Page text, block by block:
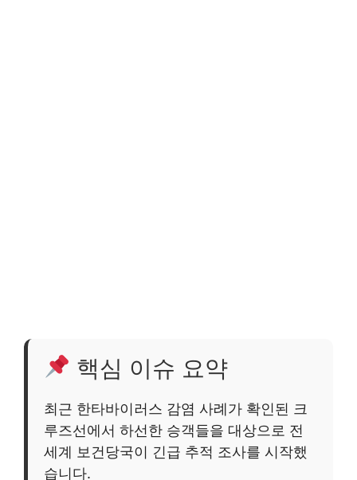
핵심 이슈 요약
최근 한타바이러스 감염 사례가 확인된 크
루즈선에서 하선한 승객들을 대상으로 전
세계 보건당국이 긴급 추적 조사를 시작했
습니다.